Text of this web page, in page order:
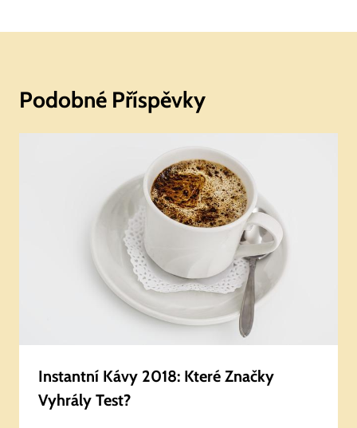
Podobné Příspěvky
Instantní Kávy 2018: Které Značky
Vyhrály Test?